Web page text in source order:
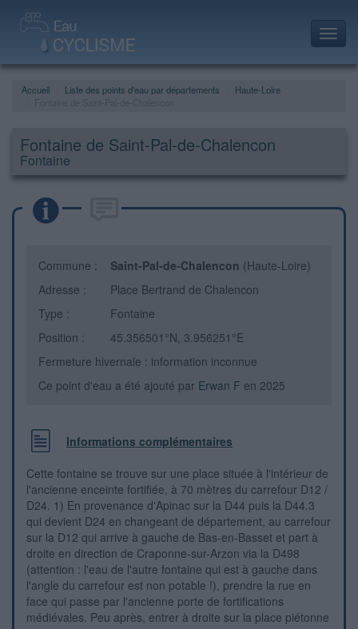
Accueil Liste des points d'eau par départements
Haute-Loire
Fontaine de Saint-Pal-de-Chalencon
Fontaine
Commune : Saint-Pal-de-Chalencon (Haute-Loire)
Adresse :
Place Bertrand de Chalencon
Type :
Fontaine
Position :
45.356501°N, 3.956251°E
Fermeture hivernale : information inconnue
Ce point d'eau a été ajouté par Erwan F en 2025
Informations complémentaires
Cette fontaine se trouve sur une place située à l'intérieur de
l'ancienne enceinte fortifiée, à 70 mètres du carrefour D12 /
D24. 1) En provenance d'Apinac sur la D44 puis la D44.3
qui devient D24 en changeant de département, au carrefour
sur la D12 qui arrive à gauche de Bas-en-Basset et part à
droite en direction de Craponne-sur-Arzon via la D498
(attention : l'eau de l'autre fontaine qui est à gauche dans
l'angle du carrefour est non potable !), prendre la rue en
face qui passe par l'ancienne porte de fortifications
médiévales. Peu après, entrer à droite sur la place piétonne